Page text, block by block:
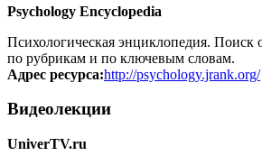
Psychology Encyclopedia
Психологическая энциклопедия. Поиск
по рубрикам и по ключевым словам.
Адрес ресурса:http://psychology.jrank.org/
Видеолекции
UniverTV.ru